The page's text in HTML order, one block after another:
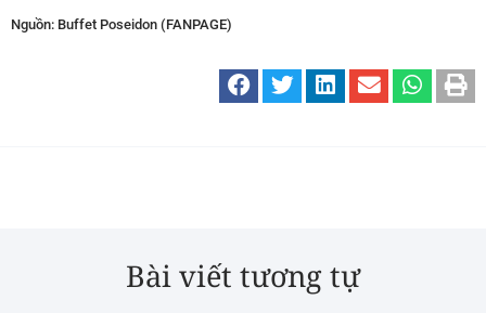
Nguồn: Buffet Poseidon (FANPAGE)
Bài viết tương tự